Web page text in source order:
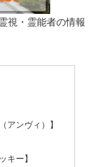
視・霊能者の情報
アンヴィ）】
キー】